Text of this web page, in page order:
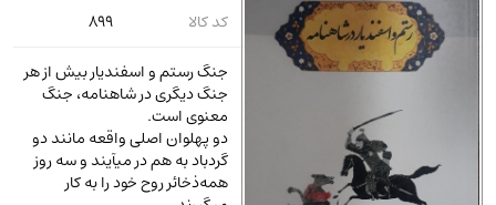
آشپزی و خوراکی(25)
سرگرمی و بازی (7)
رمان و داستان خارجی
حقوقی و قانون(47)
کتاب های مصور رنگی و گلاسه
کد کالا
899
جنگ رستم و اسفندیار بیش از هر
جنگ دیگری در شاهنامه، جنگ
معنوی است.
دو پهلوان اصلی واقعه مانند دو
گردباد به هم در میآیند و سه روز
همه‌ذخائر روح خود را به کار